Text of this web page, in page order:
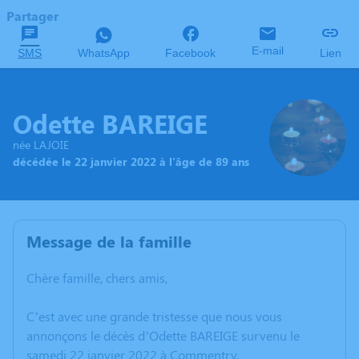
Partager
SMS WhatsApp Facebook E-mail Lien
Odette BAREIGE
née LAJOIE
décédée le 22 janvier 2022 à l'âge de 89 ans
Message de la famille
Chère famille, chers amis,
C’est avec une grande tristesse que nous vous
annonçons le décès d’Odette BAREIGE survenu le
samedi 22 janvier 2022 à Commentry.